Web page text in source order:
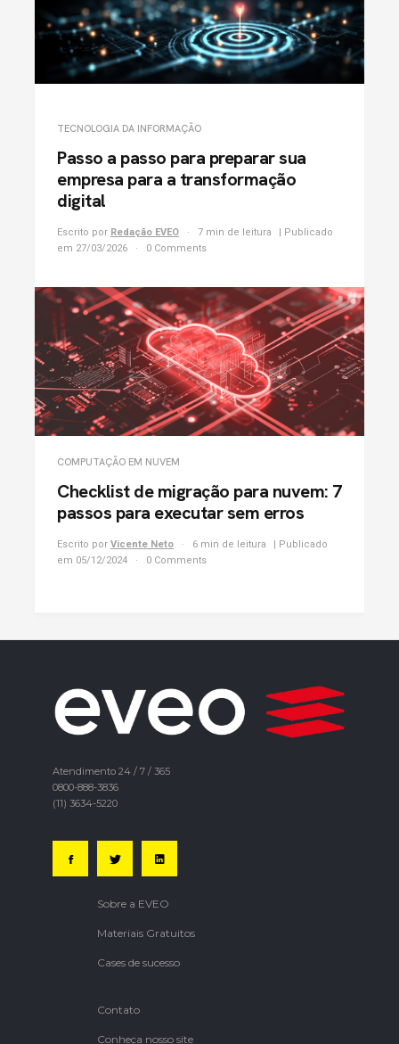
TECNOLOGIA DA INFORMAÇÃO
Passo a passo para preparar sua
empresa para a transformação
digital
Escrito por Redação EVEO 7 min de leitura
| Publicado
em 27/03/2026
0 Comments
COMPUTAÇÃO EM NUVEM
Checklist de migração para nuvem: 7
passos para executar sem erros
Escrito por Vicente Neto 6 min de leitura
| Publicado
em 05/12/2024
0 Comments
Atendimento 24 / 7 / 365
0800-888-3836
(11) 3634-5220
Sobre a EVEO
Materiais Gratuitos
Cases de sucesso
Contato
Conheça nosso site